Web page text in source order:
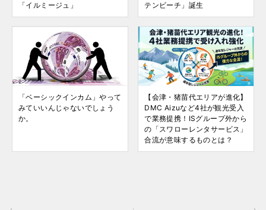
「イルミージュ」
テンビーチ」誕生
「ベーシックインカム」やって
みていいんじゃないでしょう
か。
【会津・猪苗代エリアが進化】
DMC Aizuなど4社が観光受入
で業務提携！ISグループ外から
の「スワローレンタサービス」
合流が意味するものとは？